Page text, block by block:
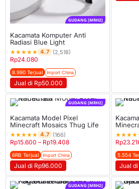
GUDANG [MRH2]
Kacamata Komputer Anti
Radiasi Blue Light
★★★★★ 4.7 (2,518)
Rp24.080
8.990 Terjual Import China
Jual di Rp50.000
GUDANG [MRH2]
Kacamata Model Pixel
Minecraft Mosaics Thug Life
★★★★★ 4.7 (166)
Rp15.600 – Rp19.408
6RB Terjual Import China
Jual di Rp96.000
★★★★
Rp
5.554
Jual
GUDANG [MRH2]